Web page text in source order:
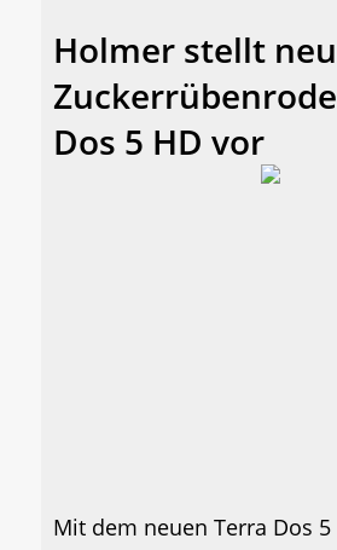
Holmer stellt
Dos 5 HD vor
Mit dem neuen Terra Dos 5